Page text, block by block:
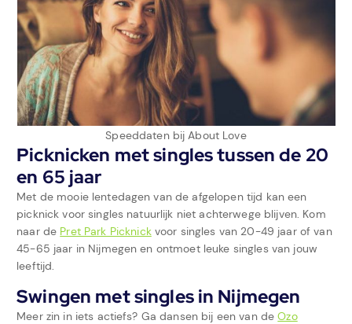
Speeddaten bij About Love
Picknicken met singles tussen de 20
en 65 jaar
Met de mooie lentedagen van de afgelopen tijd kan een
picknick voor singles natuurlijk niet achterwege blijven. Kom
naar de Pret Park Picknick voor singles van 20-49 jaar of van
45-65 jaar in Nijmegen en ontmoet leuke singles van jouw
leeftijd.
Swingen met singles in Nijmegen
Meer zin in iets actiefs? Ga dansen bij een van deOzo